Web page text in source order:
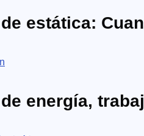
estática:
energía,